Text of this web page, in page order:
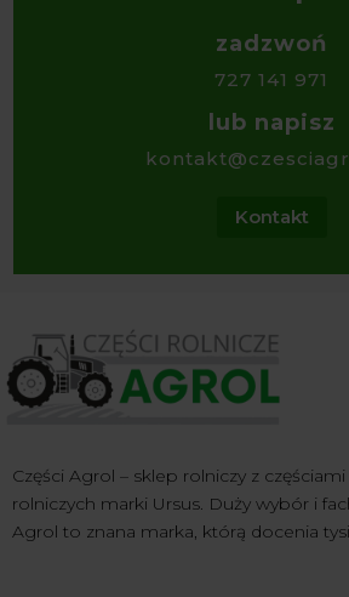
zadzwoń
727 141 971
lub napisz
Kontakt
Części Agrol – sklep rolniczy z
rolniczych marki Ursus. Duży wybór i
Agrol to znana marka, którą docenia